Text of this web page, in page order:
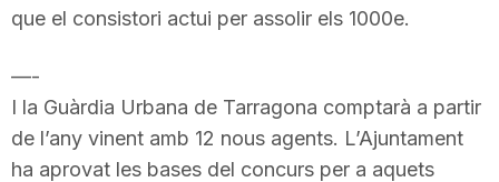
que el consistori actui per assolir els 1000e.
—-
I la Guàrdia Urbana de Tarragona comptarà a partir
de l’any vinent amb 12 nous agents. L’Ajuntament
ha aprovat les bases del concurs per a aquets